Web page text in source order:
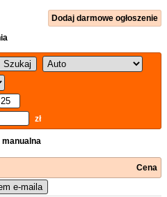
Dodaj darmowe ogłoszenie
zł
Cena
e-maila